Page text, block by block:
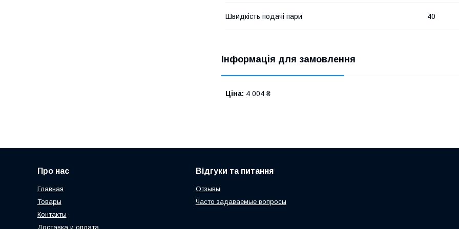
Швидкість подачі пари 40
Інформація для замовлення
Ціна: 4 004 ₴
Про нас
Главная
Товары
Контакты
Доставка и оплата
Відгуки та питання
Отзывы
Часто задаваемые вопросы